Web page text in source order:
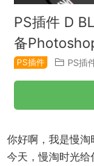
PS插件 D
备
PS插件 PS插
你好啊，我是慢淘
今天，慢淘时光给